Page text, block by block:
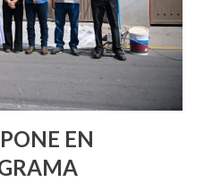
y no puedas esperar para
persona con
mejor cuando ambas partes
EN